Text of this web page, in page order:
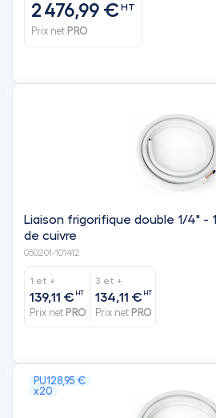
2 476,99 €HT
Prix net PRO
Liaison frigorifique double 1/4" -
de cuivre
050201-101412
1 et +
139,11 € HT
Prix net PRO
3 et +
134,11 € HT
Prix net PRO
PU128,95 €
x20